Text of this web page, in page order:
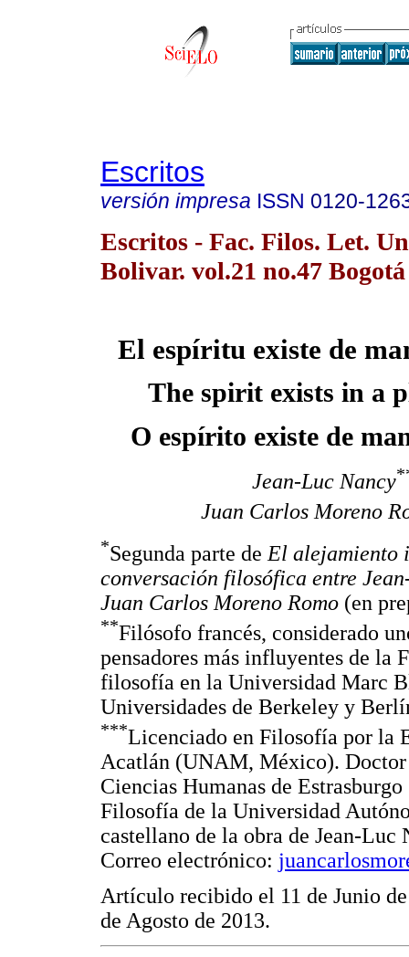
Escritos
versión impresa ISSN 0120-
Escritos - Fac. Filos. Let.
Bolivar. vol.21 no.47
El espíritu existe de
The spirit exists in a
O espírito existe de
Jean-Luc Nancy
Juan Carlos Moreno
*Segunda parte de El alejamiento
conversación filosófica entre
Juan Carlos Moreno Romo (en
**Filósofo francés, considerado
pensadores más influyentes de la
filosofía en la Universidad Marc
Universidades de Berkeley y
***Licenciado en Filosofía por la
Acatlán (UNAM, México).
Ciencias Humanas de
Filosofía de la Universidad
castellano de la obra de Jean-Luc
Correo electrónico:
Artículo recibido el 11 de Junio
de Agosto de 2013.